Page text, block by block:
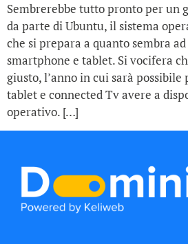
Sembrerebbe tutto pronto per un
da parte di Ubuntu, il sistema
che si prepara a quanto sembra
smartphone e tablet. Si vocifera
giusto, l’anno in cui sarà
tablet e connected Tv avere a
operativo. […]